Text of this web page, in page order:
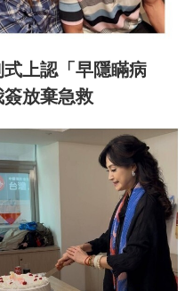
上認「早隱瞞病
放棄急救